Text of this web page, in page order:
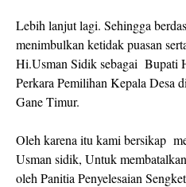
Lebih lanjut lagi. Sehingga
menimbulkan ketidak puasan
Hi.Usman Sidik sebagai Bupati
Perkara Pemilihan Kepala Desa
Gane Timur.
Oleh karena itu kami bersikap
Usman sidik, Untuk
oleh Panitia Penyelesaian